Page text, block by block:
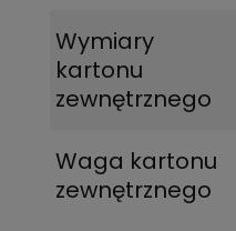
Wymiary
kartonu
zewnętrznego
Waga kartonu
zewnętrznego